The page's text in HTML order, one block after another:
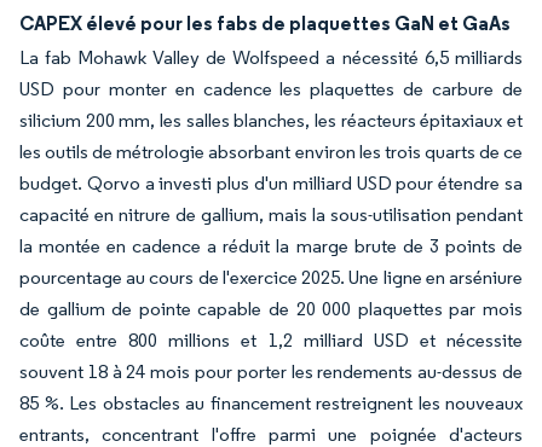
CAPEX élevé pour les fabs de plaquettes GaN et GaAs
La fab Mohawk Valley de Wolfspeed a nécessité 6,5 milliards
USD pour monter en cadence les plaquettes de carbure de
silicium 200 mm, les salles blanches, les réacteurs épitaxiaux et
les outils de métrologie absorbant environ les trois quarts de ce
budget. Qorvo a investi plus d'un milliard USD pour étendre sa
capacité en nitrure de gallium, mais la sous-utilisation pendant
la montée en cadence a réduit la marge brute de 3 points de
pourcentage au cours de l'exercice 2025. Une ligne en arséniure
de gallium de pointe capable de 20 000 plaquettes par mois
coûte entre 800 millions et 1,2 milliard USD et nécessite
souvent 18 à 24 mois pour porter les rendements au-dessus de
85 %. Les obstacles au financement restreignent les nouveaux
entrants, concentrant l'offre parmi une poignée d'acteurs